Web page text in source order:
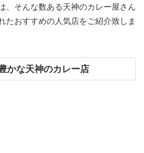
、そんな数ある天神のカレー屋さん
たおすすめの人気店をご紹介致しま
かな天神のカレー店